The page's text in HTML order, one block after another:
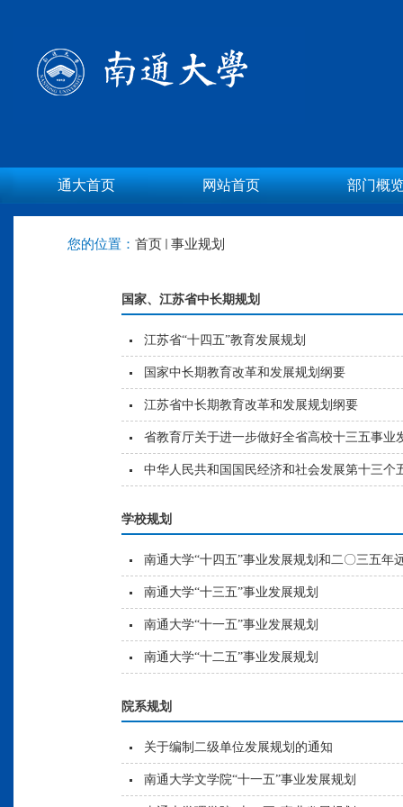
通大首页 网站首页 部门概
您的位置： 首页 事业规划
国家、江苏省中长期规划
江苏省“十四五”教育发展规划
国家中长期教育改革和发展规划纲要
江苏省中长期教育改革和发展规划纲要
省教育厅关于进一步做好全省高校十三五事业
中华人民共和国国民经济和社会发展第十三个
学校规划
南通大学“十四五”事业发展规划和二〇三五年
南通大学“十三五”事业发展规划
南通大学“十一五”事业发展规划
南通大学“十二五”事业发展规划
院系规划
关于编制二级单位发展规划的通知
南通大学文学院“十一五”事业发展规划